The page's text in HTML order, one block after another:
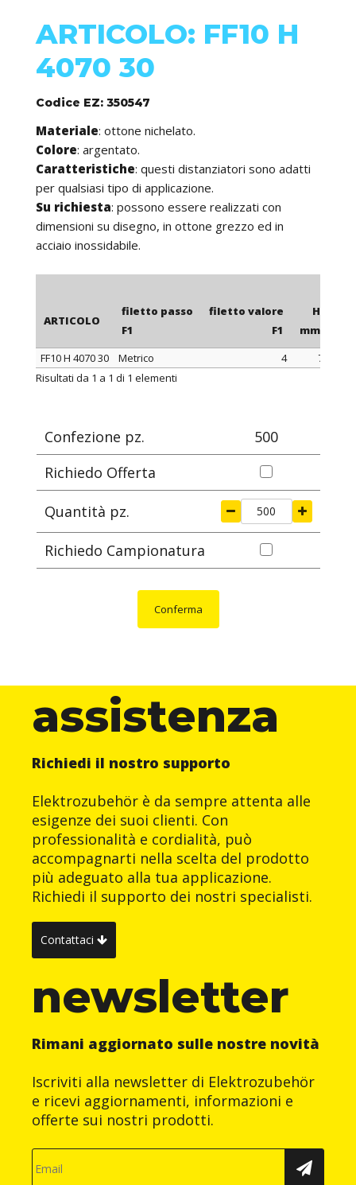
ARTICOLO: FF10 H
4070 30
Codice EZ: 350547
Materiale: ottone nichelato.
Colore: argentato.
Caratteristiche: questi distanziatori sono adatti
per qualsiasi tipo di applicazione.
Su richiesta: possono essere realizzati con
dimensioni su disegno, in ottone grezzo ed in
acciaio inossidabile.
ARTICOLO
filetto passo
F1
filetto valore
F1
H
mm
ARTICOLO
filetto passo
FF10 H 4070 30 Metrico 4 7
Risultati da 1 a 1 di 1 elementi
Confezione pz.
500
Richiedo Offerta
Quantità pz.
Richiedo Campionatura
Conferma
assistenza
Richiedi il nostro supporto
Elektrozubehör è da sempre attenta alle
esigenze dei suoi clienti. Con
professionalità e cordialità, può
accompagnarti nella scelta del prodotto
più adeguato alla tua applicazione.
Richiedi il supporto dei nostri specialisti.
Contattaci
newsletter
Rimani aggiornato sulle nostre novità
Iscriviti alla newsletter di Elektrozubehör
e ricevi aggiornamenti, informazioni e
offerte sui nostri prodotti.